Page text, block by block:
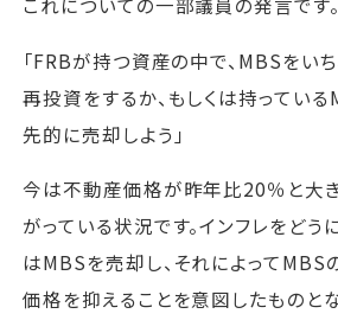
これについての一部議員の発言です。
「FRBが持つ資産の中で、MBSをい
再投資をするか、もしくは持ってい
先的に売却しよう」
今は不動産価格が昨年比20％と大
がっている状況です。インフレをど
はMBSを売却し、それによってMBS
価格を抑えることを意図したものとな